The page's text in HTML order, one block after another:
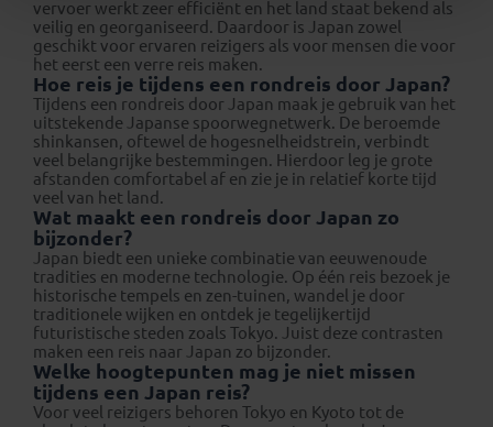
vervoer werkt zeer efficiënt en het land staat bekend als
veilig en georganiseerd. Daardoor is Japan zowel
geschikt voor ervaren reizigers als voor mensen die voor
het eerst een verre reis maken.
Hoe reis je tijdens een rondreis door Japan?
Tijdens een rondreis door Japan maak je gebruik van het
uitstekende Japanse spoorwegnetwerk. De beroemde
shinkansen, oftewel de hogesnelheidstrein, verbindt
veel belangrijke bestemmingen. Hierdoor leg je grote
afstanden comfortabel af en zie je in relatief korte tijd
veel van het land.
Wat maakt een rondreis door Japan zo
bijzonder?
Japan biedt een unieke combinatie van eeuwenoude
tradities en moderne technologie. Op één reis bezoek je
historische tempels en zen-tuinen, wandel je door
traditionele wijken en ontdek je tegelijkertijd
futuristische steden zoals Tokyo. Juist deze contrasten
maken een reis naar Japan zo bijzonder.
Welke hoogtepunten mag je niet missen
tijdens een Japan reis?
Voor veel reizigers behoren Tokyo en Kyoto tot de